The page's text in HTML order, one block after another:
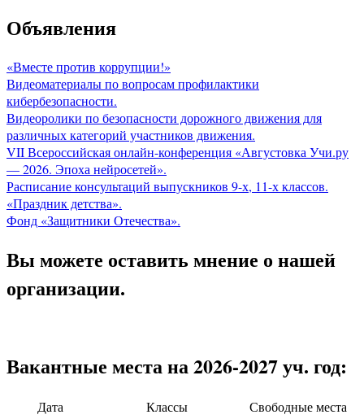
Объявления
«Вместе против коррупции!»
Видеоматериалы по вопросам профилактики
кибербезопасности.
Видеоролики по безопасности дорожного движения для
различных категорий участников движения.
VII Всероссийская онлайн-конференция «Августовка Учи.ру
— 2026. Эпоха нейросетей».
Расписание консультаций выпускников 9-х, 11-х классов.
«Праздник детства».
Фонд «Защитники Отечества».
Вы можете оставить мнение о нашей
организации.
Вакантные места на 2026-2027 уч. год:
Дата Классы Свободные места